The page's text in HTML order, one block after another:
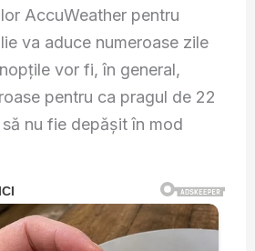
AccuWeather pentru
va aduce numeroase zile
vor fi, în general,
pentru ca pragul de 22
nu fie depășit în mod